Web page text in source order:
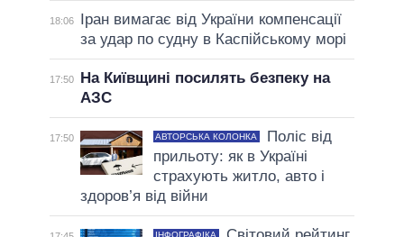
18:06
Іран вимагає від України компенсації
за удар по судну в Каспійському морі
17:50
На Київщині посилять безпеку на
АЗС
17:50 АВТОРСЬКА КОЛОНКА
Поліс від
прильоту: як в Україні
страхують житло, авто і
здоров’я від війни